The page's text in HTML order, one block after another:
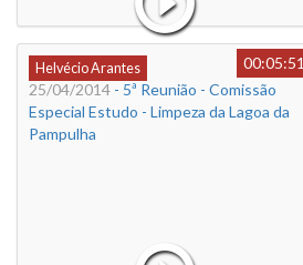
Helvécio Arantes
00:05:51
25/04/2014 - 5ª Reunião - Comissão
Especial Estudo - Limpeza da Lagoa da
Pampulha